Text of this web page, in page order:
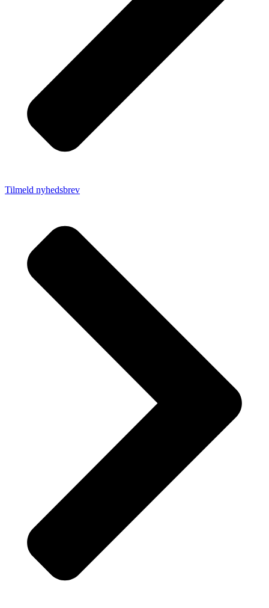
Tilmeld nyhedsbrev